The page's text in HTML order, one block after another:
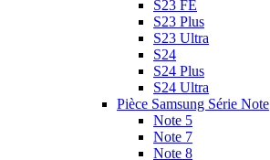
S23 FE
S23 Plus
S23 Ultra
S24
S24 Plus
S24 Ultra
Pièce Samsung Série Note
Note 5
Note 7
Note 8